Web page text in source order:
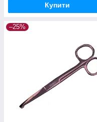
Купити
–25%